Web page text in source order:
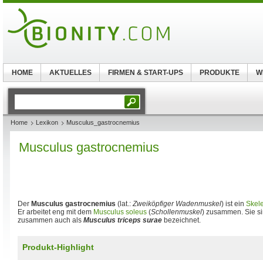
Home Lexikon Musculus_gastrocnemius
Musculus gastrocnemius
Der Musculus gastrocnemius (lat.:Zweiköpfiger Wadenmuskel) ist ein
Er arbeitet eng mit dem Musculus soleus (Schollenmuskel) zusammen. Sie
zusammen auch als Musculus triceps surae bezeichnet.
Produkt-Highlight
HOME AKTUELLES FIRMEN & START-UPS PRODUKTE